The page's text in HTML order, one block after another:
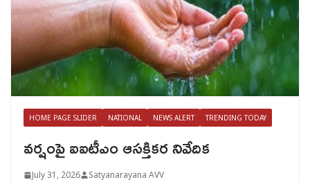
HOME PAGE SLIDER NATIONAL NEWS ALERT TRENDING TODAY
వర్షంపై ఐఐటీఎం ఆసక్తికర నివేదిక
July 31, 2026 Satyanarayana AVV